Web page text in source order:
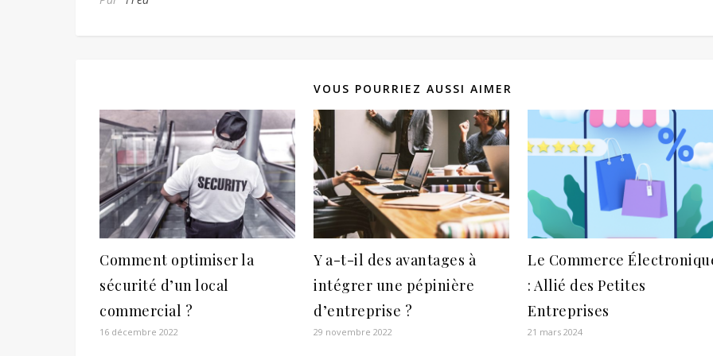
VOUS POURRIEZ AUSSI AIMER
Comment optimiser la
sécurité d’un local
commercial ?
16 décembre 2022
Y a-t-il des avantages à
intégrer une pépinière
d’entreprise ?
29 novembre 2022
Le Commerce
: Allié des Petites
Entreprises
21 mars 2024